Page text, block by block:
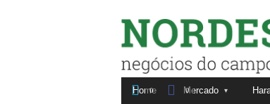
Nordeste Rural
 0  0
Fale conosco Anuncie aqui
Home Mercado